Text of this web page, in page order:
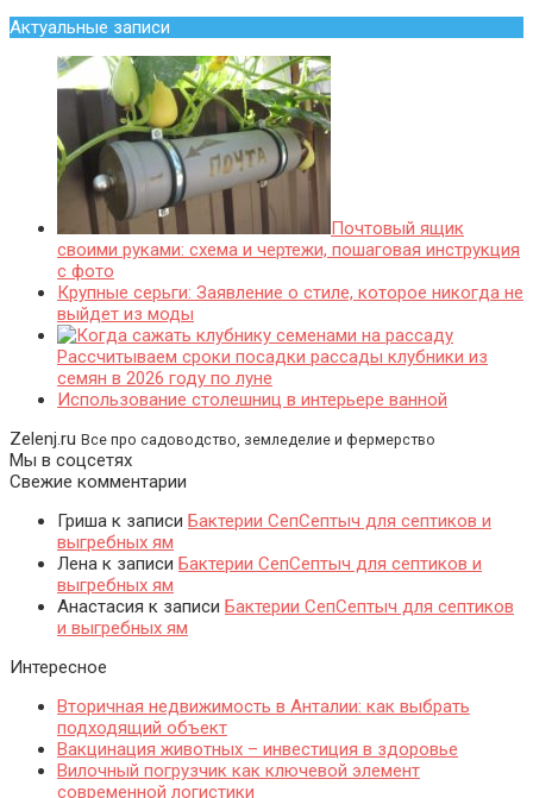
Актуальные записи
Почтовый ящик
своими руками: схема и чертежи, пошаговая инструкция
с фото
Крупные серьги: Заявление о стиле, которое никогда не
выйдет из моды
Рассчитываем сроки посадки рассады клубники из
семян в 2026 году по луне
Использование столешниц в интерьере ванной
Zelenj.ru Все про садоводство, земледелие и фермерство
Мы в соцсетях
Свежие комментарии
Гриша к записи Бактерии СепСептыч для септиков и
выгребных ям
Лена к записи Бактерии СепСептыч для септиков и
выгребных ям
Анастасия к записи Бактерии СепСептыч для септиков
и выгребных ям
Интересное
Вторичная недвижимость в Анталии: как выбрать
подходящий объект
Вакцинация животных – инвестиция в здоровье
Вилочный погрузчик как ключевой элемент
современной логистики